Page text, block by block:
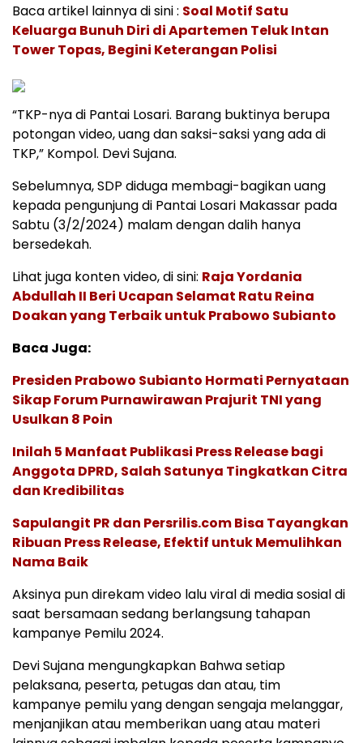
Baca artikel lainnya di sini : Soal Motif Satu
Keluarga Bunuh Diri di Apartemen Teluk Intan
Tower Topas, Begini Keterangan Polisi
“TKP-nya di Pantai Losari. Barang buktinya berupa
potongan video, uang dan saksi-saksi yang ada di
TKP,” Kompol. Devi Sujana.
Sebelumnya, SDP diduga membagi-bagikan uang
kepada pengunjung di Pantai Losari Makassar pada
Sabtu (3/2/2024) malam dengan dalih hanya
bersedekah.
Lihat juga konten video, di sini: Raja Yordania
Abdullah II Beri Ucapan Selamat Ratu Reina
Doakan yang Terbaik untuk Prabowo Subianto
Baca Juga:
Presiden Prabowo Subianto Hormati Pernyataan
Sikap Forum Purnawirawan Prajurit TNI yang
Usulkan 8 Poin
Inilah 5 Manfaat Publikasi Press Release bagi
Anggota DPRD, Salah Satunya Tingkatkan Citra
dan Kredibilitas
Sapulangit PR dan Persrilis.com Bisa Tayangkan
Ribuan Press Release, Efektif untuk Memulihkan
Nama Baik
Aksinya pun direkam video lalu viral di media sosial di
saat bersamaan sedang berlangsung tahapan
kampanye Pemilu 2024.
Devi Sujana mengungkapkan Bahwa setiap
pelaksana, peserta, petugas dan atau, tim
kampanye pemilu yang dengan sengaja melanggar,
menjanjikan atau memberikan uang atau materi